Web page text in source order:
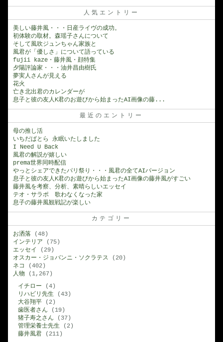
の
全
て
AI
バ
ー
ジ
ン
は
人気エントリー
美しい藤井風・・・日産ライヴの成功。
初体験の取材。森瑶子さんについて
そして風吹ジュンちゃん家族と
風君が「優しさ」について語っている
fujii kaze・藤井風・顔特集
夕陽評論家・・・油井昌由樹氏
夢実人さんが見える
花火
亡き北出君のカレンダーが
息子と彼の友人K君のお遊びから始まったAI画像の藤...
最近のエントリー
母の推し活
いちだぱとら 永眠いたしました
I Need U Back
風君の解説が嬉しい
prema世界同時配信
やっとシェアできたパリ祭り・・・風君の全てAIバージョン
息子と彼の友人K君のお遊びから始まったAI画像の藤井風がすごい
藤井風を考察、分析、素晴らしいエッセイ
テオ・サラポ 歌わなくなった家
息子の藤井風観戦記が楽しい
カテゴリー
お洒落 (48)
インテリア (75)
エッセイ
(29)
オスカー・ジョバンニ・ソクラテス (20)
ネコ
(402)
人物 (1,267)
イチロー (4)
リハビリ先生 (43)
大谷翔平 (2)
歯医者さん (19)
猪子寿之さん (37)
管理栄養士先生 (2)
藤井風君 (211)